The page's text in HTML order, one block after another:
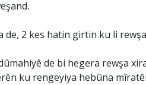
de, 2 kes hatin girtin ku li
de bi hegera rewşa
ku rengeyiya hebûna